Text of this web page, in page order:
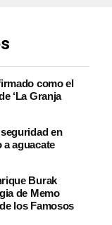
como el
‘La Granja
en
a aguacate
Burak
de Memo
los Famosos